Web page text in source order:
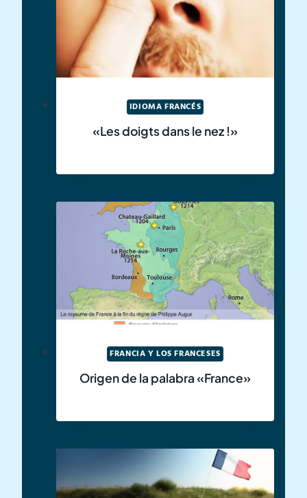
IDIOMA FRANCÉS
«Les doigts dans le nez !»
FRANCIA Y LOS FRANCESES
Origen de la palabra «France»